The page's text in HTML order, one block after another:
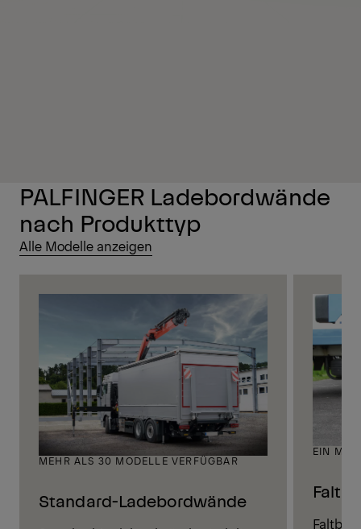
PALFINGER Ladebordwände
nach Produkttyp
Alle Modelle anzeigen
MEHR ALS 30 MODELLE VERFÜGBAR
Standard-Ladebordwände
EIN